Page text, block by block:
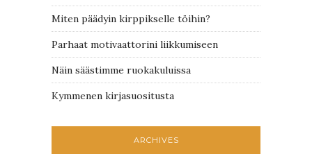
Miten päädyin kirppikselle töihin?
Parhaat motivaattorini liikkumiseen
Näin säästimme ruokakuluissa
Kymmenen kirjasuositusta
ARCHIVES